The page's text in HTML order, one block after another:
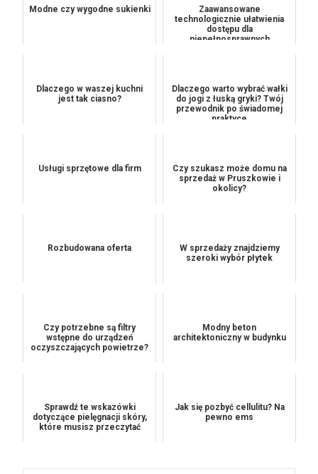
Modne czy wygodne sukienki
Zaawansowane
technologicznie ułatwienia
dostępu dla
niepełnosprawnych
Dlaczego w waszej kuchni
jest tak ciasno?
Dlaczego warto wybrać wałki
do jogi z łuską gryki? Twój
przewodnik po świadomej
praktyce
Usługi sprzętowe dla firm
Czy szukasz może domu na
sprzedaż w Pruszkowie i
okolicy?
Rozbudowana oferta
W sprzedaży znajdziemy
szeroki wybór płytek
Czy potrzebne są filtry
wstępne do urządzeń
oczyszczających powietrze?
Modny beton
architektoniczny w budynku
Sprawdź te wskazówki
dotyczące pielęgnacji skóry,
które musisz przeczytać
Jak się pozbyć cellulitu? Na
pewno ems